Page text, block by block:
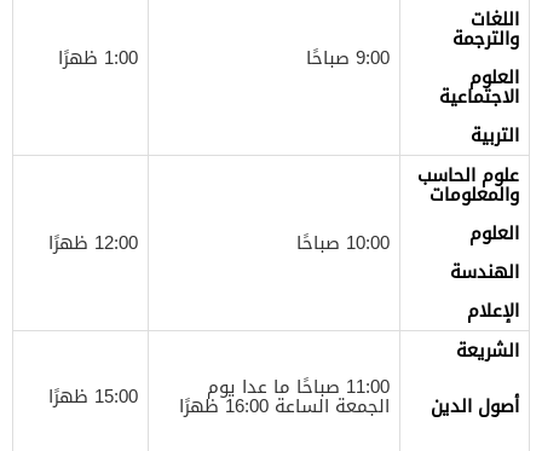
اللغات
والترجمة
العلوم
الاجتماعية
التربية
9:00 صباحًا 1:00 ظهرًا
علوم الحاسب
والمعلومات
العلوم
الهندسة
الإعلام
10:00 صباحًا 12:00 ظهرًا
الشريعة
أصول الدين
11:00 صباحًا ما عدا يوم
الجمعة الساعة 16:00 ظهرًا 15:00 ظهرًا